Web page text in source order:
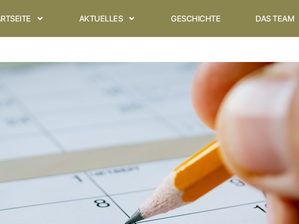
AKTUELLES GESCHICHTE DAS TEAM